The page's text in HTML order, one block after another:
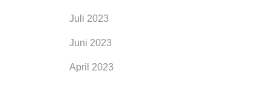
Juli 2023
Juni 2023
April 2023